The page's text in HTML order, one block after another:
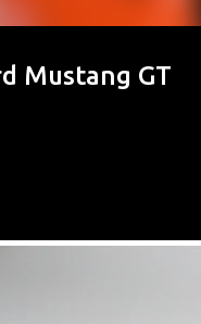
Mustang GT